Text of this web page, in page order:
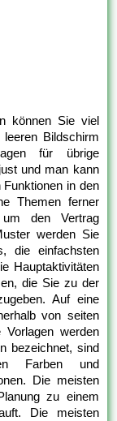
können Sie viel
Bildschirm
für übrige
und man kann
in den
Themen ferner
den Vertrag
werden Sie
die einfachsten
Hauptaktivitäten
die Sie zu der
Auf eine
von seiten
Vorlagen werden
bezeichnet, sind
Farben und
Die meisten
zu einem
Die meisten